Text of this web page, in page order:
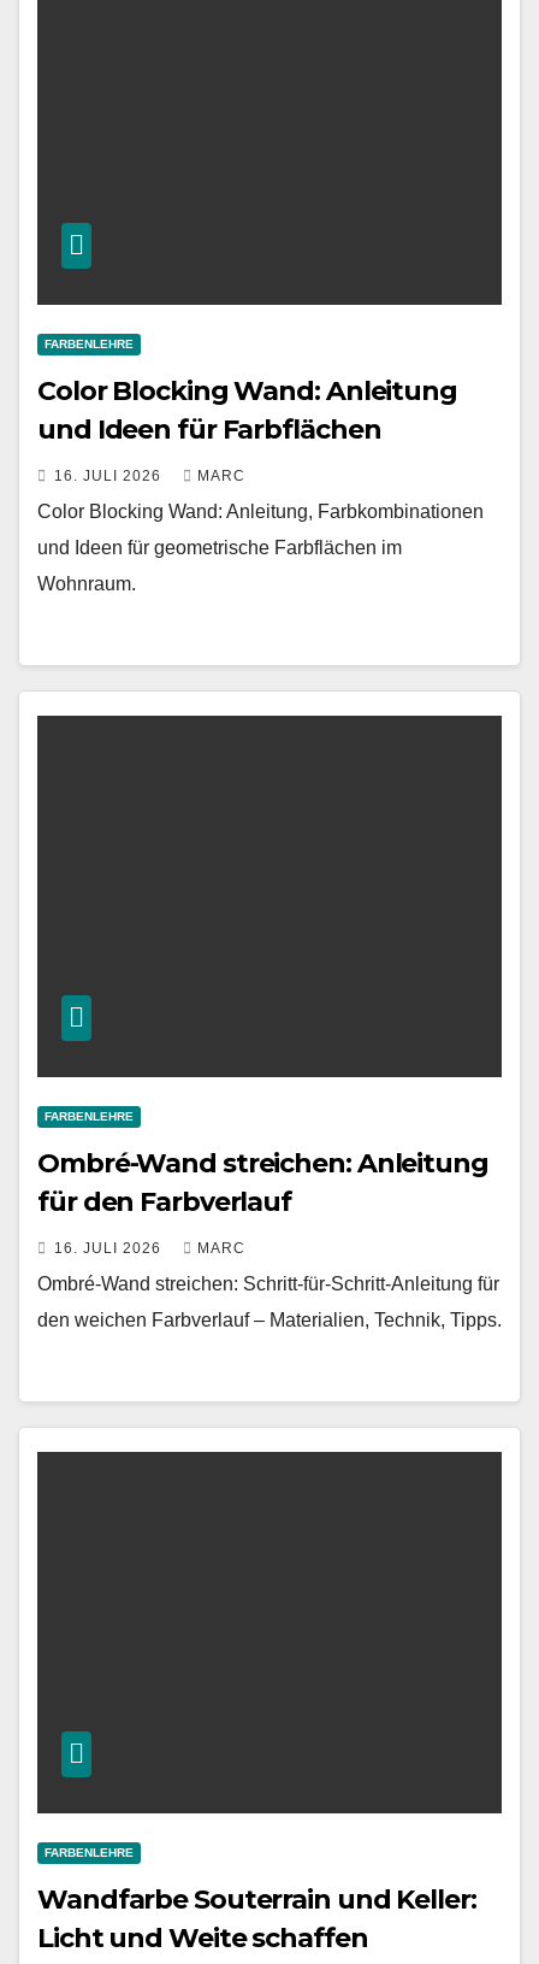
FARBENLEHRE
Color Blocking Wand: Anleitung
und Ideen für Farbflächen
16. JULI 2026 MARC
Color Blocking Wand: Anleitung, Farbkombinationen
und Ideen für geometrische Farbflächen im
Wohnraum.
FARBENLEHRE
Ombré-Wand streichen: Anleitung
für den Farbverlauf
16. JULI 2026 MARC
Ombré-Wand streichen: Schritt-für-Schritt-Anleitung für
den weichen Farbverlauf – Materialien, Technik, Tipps.
FARBENLEHRE
Wandfarbe Souterrain und Keller:
Licht und Weite schaffen